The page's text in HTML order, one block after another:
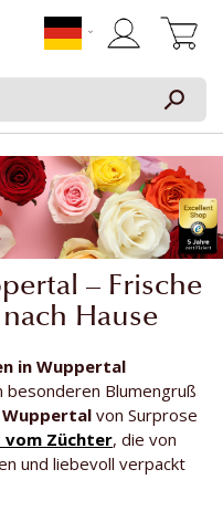
– Frische
Hause
in Wuppertal
Blumengruß
Wuppertal von Surprose
vom Züchter, die von
und liebevoll verpackt